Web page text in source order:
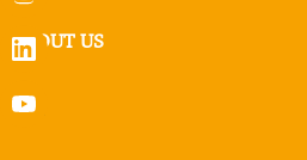
ABOUT US